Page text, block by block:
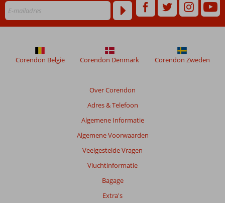
Over Corendon
Adres & Telefoon
Algemene Informatie
Algemene Voorwaarden
Veelgestelde Vragen
Vluchtinformatie
Bagage
Extra's
Corendon België Corendon Denmark Corendon Zweden